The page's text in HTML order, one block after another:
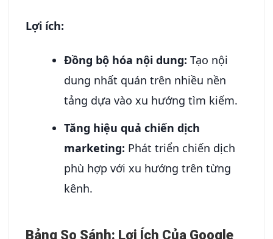
Lợi ích:
Đồng bộ hóa nội dung: Tạo nội
dung nhất quán trên nhiều nền
tảng dựa vào xu hướng tìm kiếm.
Tăng hiệu quả chiến dịch
marketing: Phát triển chiến dịch
phù hợp với xu hướng trên từng
kênh.
Bảng So Sánh: Lợi Ích Của Google